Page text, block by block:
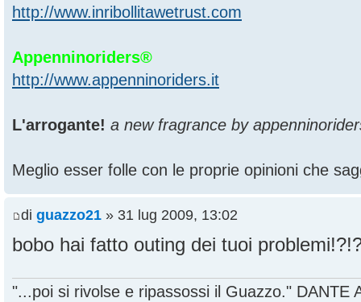
http://www.inribollitawetrust.com
Appenninoriders®
http://www.appenninoriders.it
L'arrogante! a new fragrance by
Meglio esser folle con le proprie opinioni che
di guazzo21 » 31 lug 2009, 13:02
bobo hai fatto outing dei tuoi
"...poi si rivolse e ripassossi il Guazzo." DANTE